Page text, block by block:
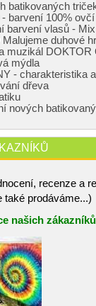
batikovaných
barvení 100%
barvení vlasů -
duhové
muzikál DOKTOR
mýdla
- charakteristika
dřeva
nových
recenze a
také prodáváme...)
našich zákazníků